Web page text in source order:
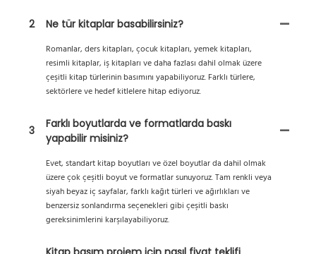
2
Ne tür kitaplar basabilirsiniz?
Romanlar, ders kitapları, çocuk kitapları, yemek kitapları,
resimli kitaplar, iş kitapları ve daha fazlası dahil olmak üzere
çeşitli kitap türlerinin basımını yapabiliyoruz. Farklı türlere,
sektörlere ve hedef kitlelere hitap ediyoruz.
3
Farklı boyutlarda ve formatlarda baskı
yapabilir misiniz?
Evet, standart kitap boyutları ve özel boyutlar da dahil olmak
üzere çok çeşitli boyut ve formatlar sunuyoruz. Tam renkli veya
siyah beyaz iç sayfalar, farklı kağıt türleri ve ağırlıkları ve
benzersiz sonlandırma seçenekleri gibi çeşitli baskı
gereksinimlerini karşılayabiliyoruz.